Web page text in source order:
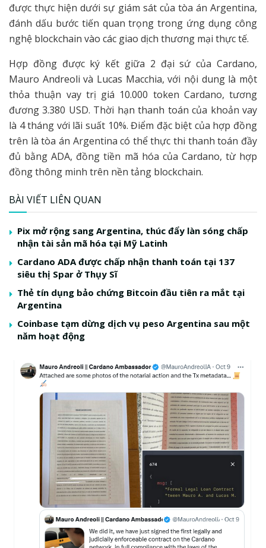
được thực hiện dưới sự giám sát của tòa án Argentina,
đánh dấu bước tiến quan trọng trong ứng dụng công
nghệ blockchain vào các giao dịch thương mại thực tế.
Hợp đồng được ký kết giữa 2 đại sứ của Cardano,
Mauro Andreoli và Lucas Macchia, với nội dung là một
thỏa thuận vay trị giá 10.000 token Cardano, tương
đương 3.380 USD. Thời hạn thanh toán của khoản vay
là 4 tháng với lãi suất 10%. Điểm đặc biệt của hợp đồng
trên là tòa án Argentina có thể thực thi thanh toán đầy
đủ bằng ADA, đồng tiền mã hóa của Cardano, từ hợp
đồng thông minh trên nền tảng blockchain.
BÀI VIẾT LIÊN QUAN
Pix mở rộng sang Argentina, thúc đẩy làn sóng chấp
nhận tài sản mã hóa tại Mỹ Latinh
Cardano ADA được chấp nhận thanh toán tại 137
siêu thị Spar ở Thụy Sĩ
Thẻ tín dụng bảo chứng Bitcoin đầu tiên ra mắt tại
Argentina
Coinbase tạm dừng dịch vụ peso Argentina sau một
năm hoạt động